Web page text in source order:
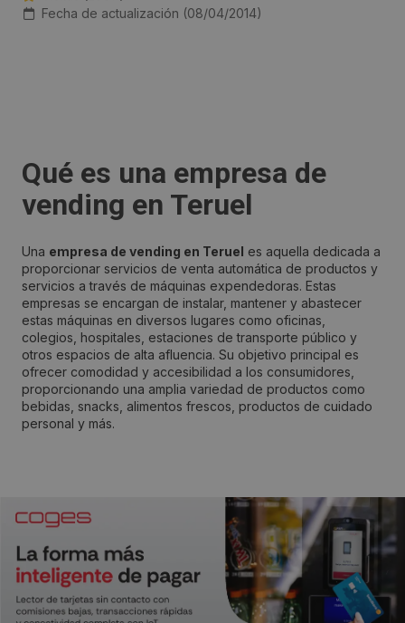
Fecha de actualización (08/04/2014)
Qué es una empresa de
vending en Teruel
Una empresa de vending en Teruel es aquella dedicada a
proporcionar servicios de venta automática de productos y
servicios a través de máquinas expendedoras. Estas
empresas se encargan de instalar, mantener y abastecer
estas máquinas en diversos lugares como oficinas,
colegios, hospitales, estaciones de transporte público y
otros espacios de alta afluencia. Su objetivo principal es
ofrecer comodidad y accesibilidad a los consumidores,
proporcionando una amplia variedad de productos como
bebidas, snacks, alimentos frescos, productos de cuidado
personal y más.